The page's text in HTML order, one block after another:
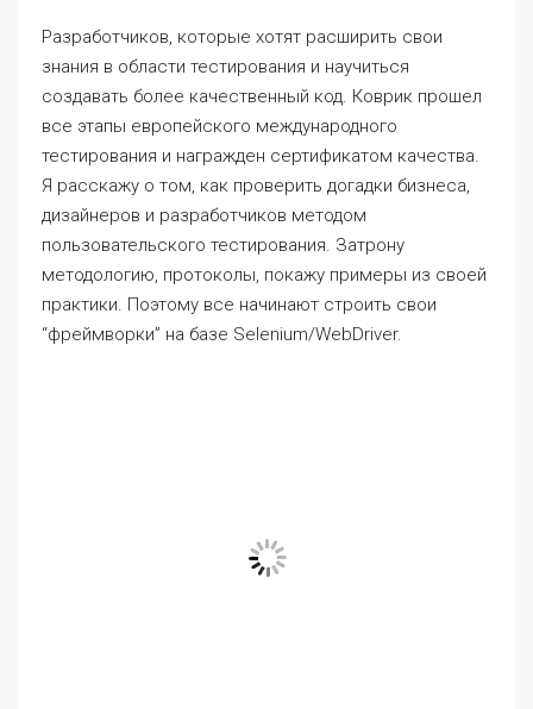
Разработчиков, которые хотят расширить свои
знания в области тестирования и научиться
создавать более качественный код. Коврик прошел
все этапы европейского международного
тестирования и награжден сертификатом качества.
Я расскажу о том, как проверить догадки бизнеса,
дизайнеров и разработчиков методом
пользовательского тестирования. Затрону
методологию, протоколы, покажу примеры из своей
практики. Поэтому все начинают строить свои
“фреймворки” на базе Selenium/WebDriver.